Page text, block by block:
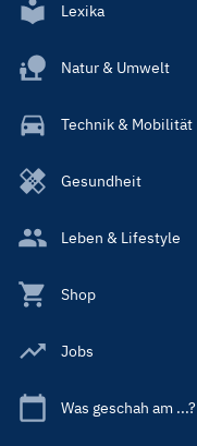
Lexika
Natur & Umwelt
Technik & Mobilität
Gesundheit
Leben & Lifestyle
Shop
Jobs
Was geschah am ...?